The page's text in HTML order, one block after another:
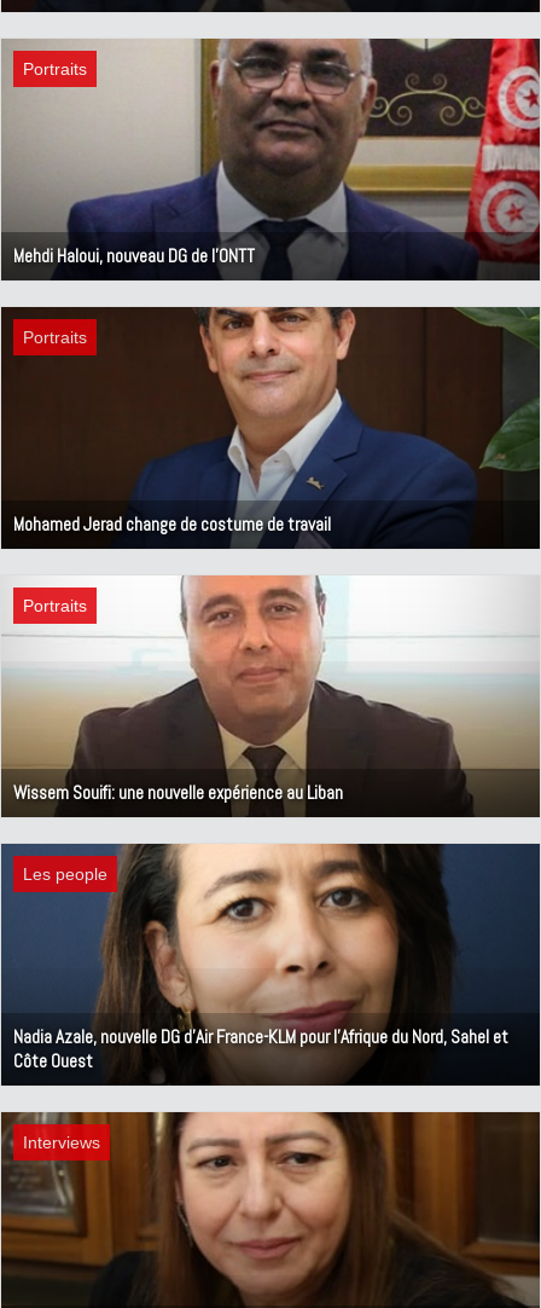
Portraits
Mehdi Haloui, nouveau DG de l'ONTT
Portraits
Mohamed Jerad change de costume de travail
Portraits
Wissem Souifi: une nouvelle expérience au Liban
Les people
Nadia Azale, nouvelle DG d'Air France-KLM pour l'Afrique du Nord, Sahel et
Côte Ouest
Interviews